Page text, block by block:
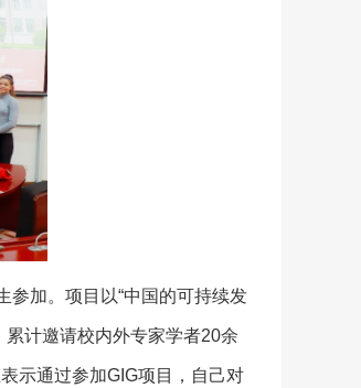
参加。项目以“中国的可持续发
计邀请校内外专家学者20余
示通过参加GIG项目，自己对